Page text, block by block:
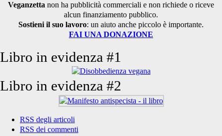
Veganzetta non ha pubblicità commerciali e non richiede o riceve
alcun finanziamento pubblico.
Sostieni il suo lavoro: un aiuto anche piccolo è importante.
FAI UNA DONAZIONE
Libro in evidenza #1
Libro in evidenza #2
RSS degli articoli
RSS dei commenti